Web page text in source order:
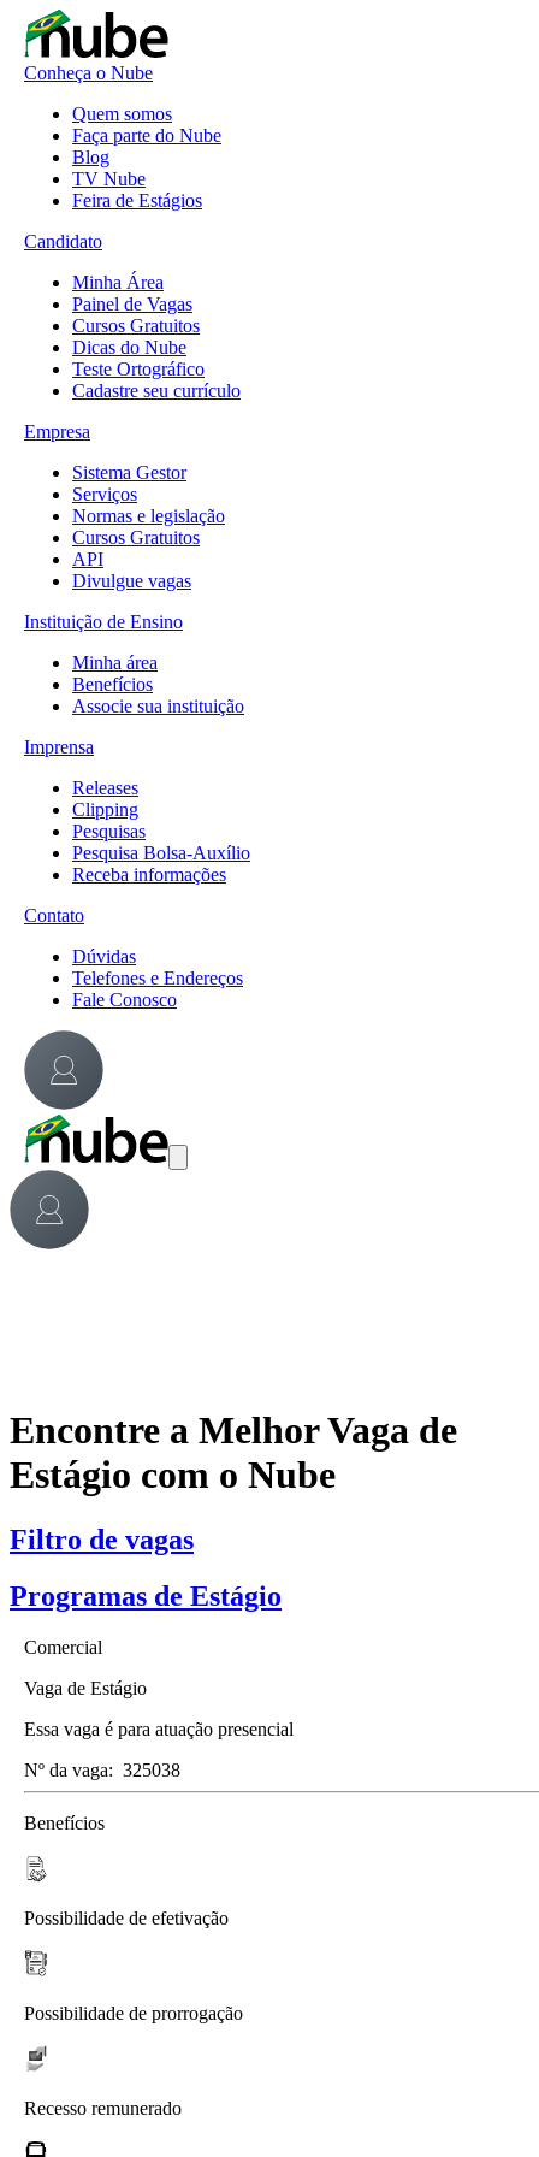
Conheça o Nube
Quem somos
Faça parte do Nube
Blog
TV Nube
Feira de Estágios
Candidato
Minha Área
Painel de Vagas
Cursos Gratuitos
Dicas do Nube
Teste Ortográfico
Cadastre seu currículo
Empresa
Sistema Gestor
Serviços
Normas e legislação
Cursos Gratuitos
API
Divulgue vagas
Instituição de Ensino
Minha área
Benefícios
Associe sua instituição
Imprensa
Releases
Clipping
Pesquisas
Pesquisa Bolsa-Auxílio
Receba informações
Contato
Dúvidas
Telefones e Endereços
Fale Conosco
Encontre a Melhor Vaga de
Estágio com o Nube
Filtro de vagas
Programas de Estágio
Comercial
Vaga de Estágio
Essa vaga é para atuação presencial
Nº da vaga: 325038
Benefícios
Possibilidade de efetivação
Possibilidade de prorrogação
Recesso remunerado